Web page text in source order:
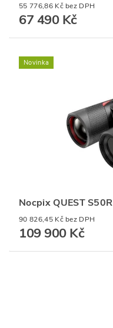
55 776,86 Kč bez DPH
67 490 Kč
Novinka
Nocpix QUEST S50R
90 826,45 Kč bez DPH
109 900 Kč